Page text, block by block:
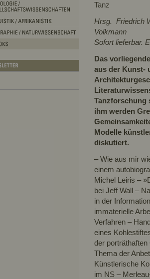
Tanz
Hrsg. Friedrich
Volkmann
Sofort lieferbar.
Das
aus der Kunst-
Tanzforschung
ihm werden
Modelle
diskutiert.
– Wie aus mir
einem
Michel Leiris –
bei Jeff Wall –
in der
immaterielle
Verfahren –
eines
der
Thema der
Künstlerische
im NS –